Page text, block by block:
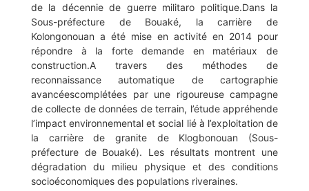
de la décennie de guerre militaro politique.Dans la
Sous-préfecture de Bouaké, la carrière de
Kolongonouan a été mise en activité en 2014 pour
répondre à la forte demande en matériaux de
construction.A travers des méthodes de
reconnaissance automatique de cartographie
avancéescomplétées par une rigoureuse campagne
de collecte de données de terrain, l’étude appréhende
l’impact environnemental et social lié à l’exploitation de
la carrière de granite de Klogbonouan (Sous-
préfecture de Bouaké). Les résultats montrent une
dégradation du milieu physique et des conditions
socioéconomiques des populations riveraines.